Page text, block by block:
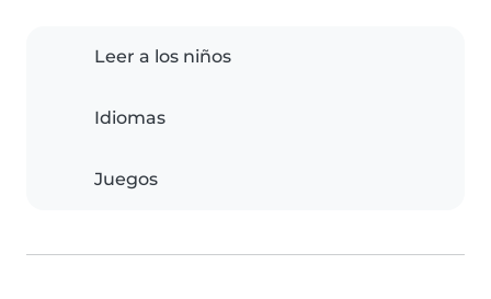
Leer a los niños
Idiomas
Juegos